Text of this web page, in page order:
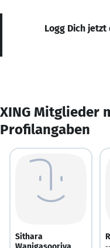
Logg Dich
XING Mitglieder
Profilangaben
Sithara